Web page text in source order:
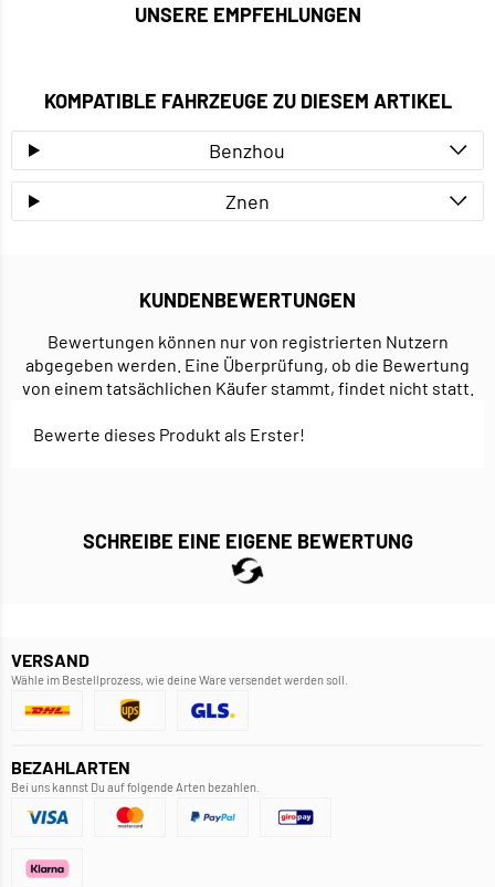
UNSERE EMPFEHLUNGEN
KOMPATIBLE FAHRZEUGE ZU DIESEM ARTIKEL
Benzhou
Znen
KUNDENBEWERTUNGEN
Bewertungen können nur von registrierten Nutzern
abgegeben werden. Eine Überprüfung, ob die Bewertung
von einem tatsächlichen Käufer stammt, findet nicht statt.
Bewerte dieses Produkt als Erster!
SCHREIBE EINE EIGENE BEWERTUNG
VERSAND
Wähle im Bestellprozess, wie deine Ware versendet werden soll.
BEZAHLARTEN
Bei uns kannst Du auf folgende Arten bezahlen.